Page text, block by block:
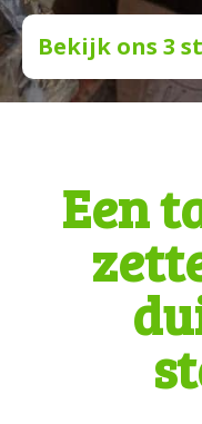
Bekijk ons 3
Een